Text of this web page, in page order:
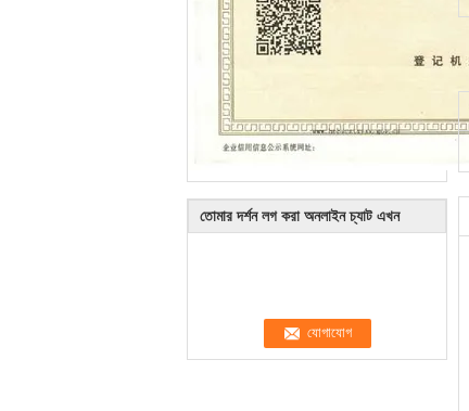
তোমার দর্শন লগ করা অনলাইন চ্যাট এখন